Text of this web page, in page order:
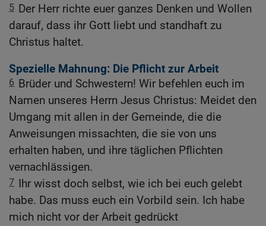
5 Der Herr richte euer ganzes Denken und Wollen
darauf, dass ihr Gott liebt und standhaft zu
Christus haltet.
Spezielle Mahnung: Die Pflicht zur Arbeit
6 Brüder und Schwestern! Wir befehlen euch im
Namen unseres Herrn Jesus Christus: Meidet den
Umgang mit allen in der Gemeinde, die die
Anweisungen missachten, die sie von uns
erhalten haben, und ihre täglichen Pflichten
vernachlässigen.
7 Ihr wisst doch selbst, wie ich bei euch gelebt
habe. Das muss euch ein Vorbild sein. Ich habe
mich nicht vor der Arbeit gedrückt